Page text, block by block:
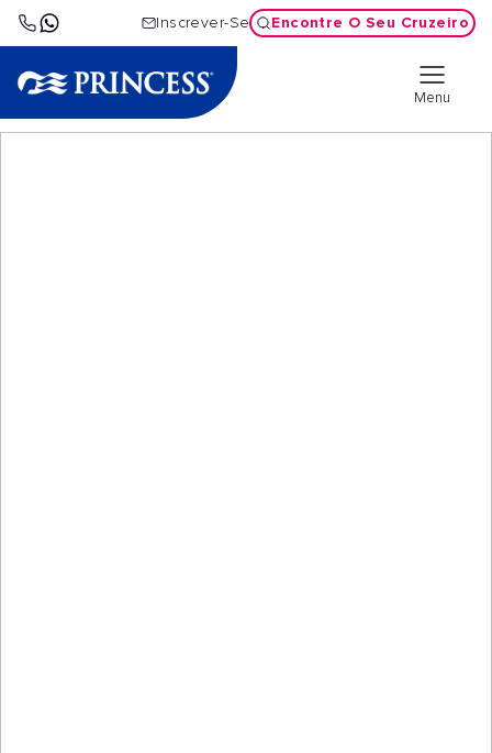
Inscrever-Se Encontre O Seu Cruzeiro
Menu